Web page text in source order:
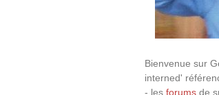
Bienvenue sur
interned'
- lesforums de